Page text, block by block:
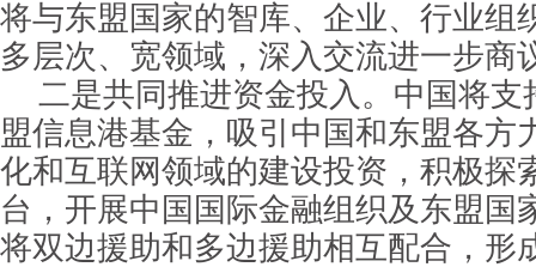
将与东盟国家的智库、企业、行业组
多层次、宽领域，深入交流进一步商
二是共同推进资金投入。中国将支
盟信息港基金，吸引中国和东盟各方
化和互联网领域的建设投资，积极探
台，开展中国国际金融组织及东盟国
将双边援助和多边援助相互配合，形